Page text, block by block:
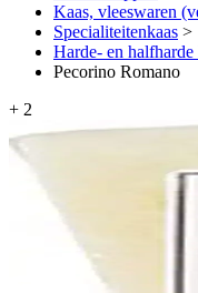
Kaas, vleeswaren
Specialiteitenkaas >
Harde- en halfharde
Pecorino Romano
+ 2